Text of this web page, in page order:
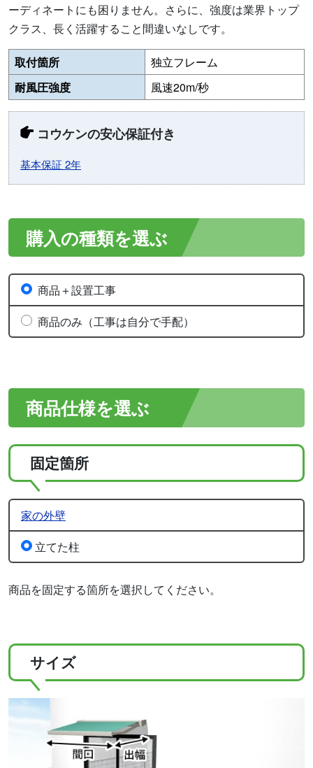
ーディネートにも困りません。さらに、強度は業界トップ
クラス、長く活躍すること間違いなしです。
取付箇所
独立フレーム
耐風圧強度
風速20m/秒
コウケンの安心保証付き
基本保証 2年
購入の種類を選ぶ
商品＋設置工事
商品のみ（工事は自分で手配）
商品仕様を選ぶ
固定箇所
商品を固定する箇所を選択してください。
家の外壁
立てた柱
サイズ